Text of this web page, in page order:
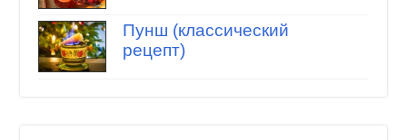
Пунш (классический
рецепт)